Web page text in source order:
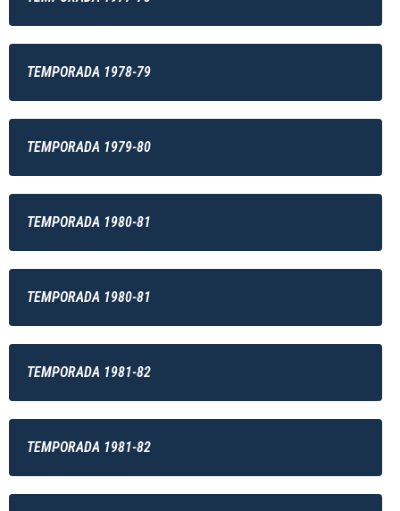
TEMPORADA 1978-79
TEMPORADA 1979-80
TEMPORADA 1980-81
TEMPORADA 1980-81
TEMPORADA 1981-82
TEMPORADA 1981-82